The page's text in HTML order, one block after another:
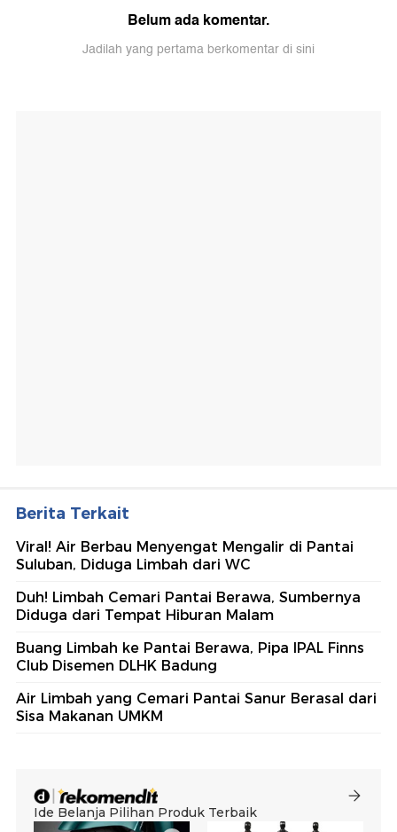
Belum ada komentar.
Jadilah yang pertama berkomentar di sini
Berita Terkait
Viral! Air Berbau Menyengat Mengalir di Pantai
Suluban, Diduga Limbah dari WC
Duh! Limbah Cemari Pantai Berawa, Sumbernya
Diduga dari Tempat Hiburan Malam
Buang Limbah ke Pantai Berawa, Pipa IPAL Finns
Club Disemen DLHK Badung
Air Limbah yang Cemari Pantai Sanur Berasal dari
Sisa Makanan UMKM